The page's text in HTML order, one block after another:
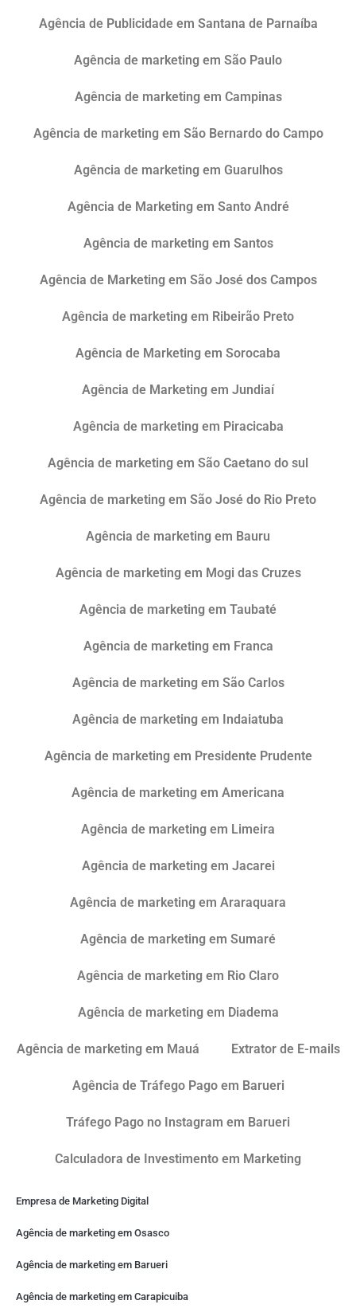
Agência de Publicidade em Santana de Parnaíba
Agência de marketing em São Paulo
Agência de marketing em Campinas
Agência de marketing em São Bernardo do Campo
Agência de marketing em Guarulhos
Agência de Marketing em Santo André
Agência de marketing em Santos
Agência de Marketing em São José dos Campos
Agência de marketing em Ribeirão Preto
Agência de Marketing em Sorocaba
Agência de Marketing em Jundiaí
Agência de marketing em Piracicaba
Agência de marketing em São Caetano do sul
Agência de marketing em São José do Rio Preto
Agência de marketing em Bauru
Agência de marketing em Mogi das Cruzes
Agência de marketing em Taubaté
Agência de marketing em Franca
Agência de marketing em São Carlos
Agência de marketing em Indaiatuba
Agência de marketing em Presidente Prudente
Agência de marketing em Americana
Agência de marketing em Limeira
Agência de marketing em Jacarei
Agência de marketing em Araraquara
Agência de marketing em Sumaré
Agência de marketing em Rio Claro
Agência de marketing em Diadema
Agência de marketing em Mauá Extrator de E-mails
Agência de Tráfego Pago em Barueri
Tráfego Pago no Instagram em Barueri
Calculadora de Investimento em Marketing
Empresa de Marketing Digital
Agência de marketing em Osasco
Agência de marketing em Barueri
Agência de marketing em Carapicuiba